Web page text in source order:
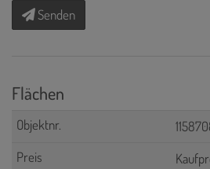
Senden
Flächen